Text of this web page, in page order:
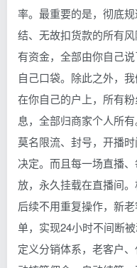
率。最重要的是，彻底
结、无故扣货款的所有
有资金，全部由你自己
自己口袋。除此之外，
在你自己的户上，所有
息，全部归商家个人所
莫名限流、封号，开播
决定。而且每一场直播
放，永久挂载在直播间。
后续不用重复操作，新
单，实现24小时不间断
定义分销体系，老客户